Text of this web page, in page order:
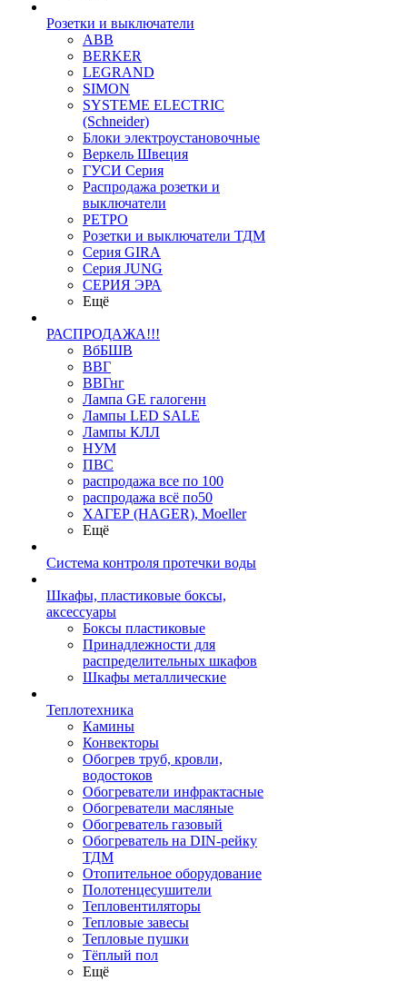
Розетки и выключатели
ABB
BERKER
LEGRAND
SIMON
SYSTEME ELECTRIC
(Schneider)
Блоки электроустановочные
Веркель Швеция
ГУСИ Серия
Распродажа розетки и
выключатели
РЕТРО
Розетки и выключатели ТДМ
Серия GIRA
Серия JUNG
СЕРИЯ ЭРА
Ещё
РАСПРОДАЖА!!!
ВбБШВ
ВВГ
ВВГнг
Лампа GE галогенн
Лампы LED SALE
Лампы КЛЛ
НУМ
ПВС
распродажа все по 100
распродажа всё по50
ХАГЕР (HAGER), Moeller
Ещё
Система контроля протечки воды
Шкафы, пластиковые боксы,
аксессуары
Боксы пластиковые
Принадлежности для
распределительных шкафов
Шкафы металлические
Теплотехника
Камины
Конвекторы
Обогрев труб, кровли,
водостоков
Обогреватели инфрактасные
Обогреватели масляные
Обогреватель газовый
Обогреватель на DIN-рейку
ТДМ
Отопительное оборудование
Полотенцесушители
Тепловентиляторы
Тепловые завесы
Тепловые пушки
Тёплый пол
Ещё